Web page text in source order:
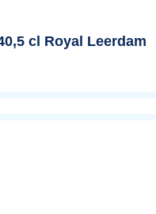
cl Royal Leerdam